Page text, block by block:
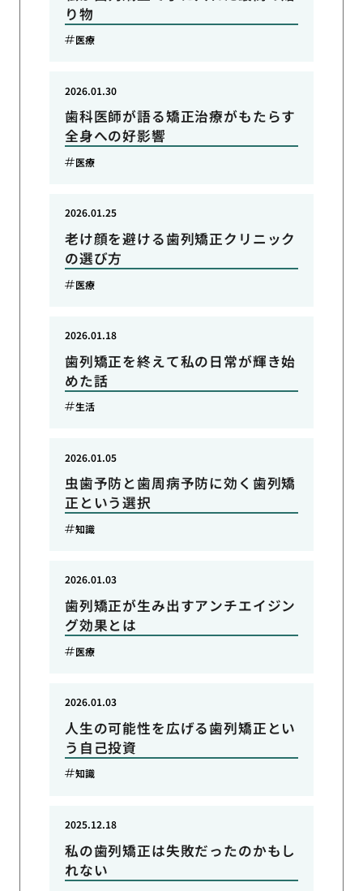
り物
医療
歯科医師が語る矯正治療がもたらす
全身への好影響
2026.01.30
医療
老け顔を避ける歯列矯正クリニック
の選び方
2026.01.25
医療
歯列矯正を終えて私の日常が輝き始
めた話
2026.01.18
生活
虫歯予防と歯周病予防に効く歯列矯
正という選択
2026.01.05
知識
歯列矯正が生み出すアンチエイジン
グ効果とは
2026.01.03
医療
人生の可能性を広げる歯列矯正とい
う自己投資
2026.01.03
知識
私の歯列矯正は失敗だったのかもし
れない
2025.12.18